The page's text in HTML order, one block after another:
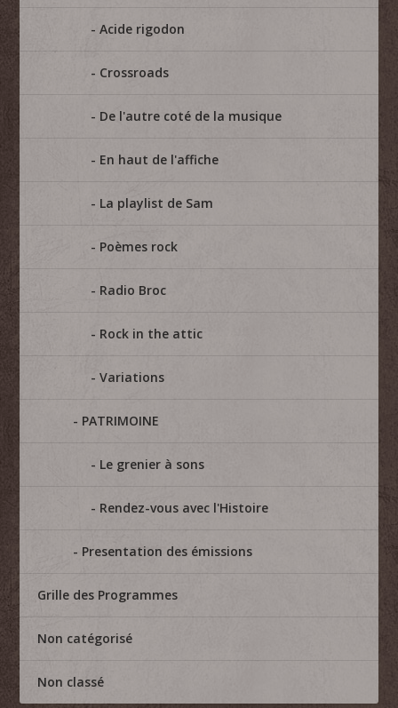
Acide rigodon
Crossroads
De l'autre coté de la musique
En haut de l'affiche
La playlist de Sam
Poèmes rock
Radio Broc
Rock in the attic
Variations
PATRIMOINE
Le grenier à sons
Rendez-vous avec l'Histoire
Presentation des émissions
Grille des Programmes
Non catégorisé
Non classé